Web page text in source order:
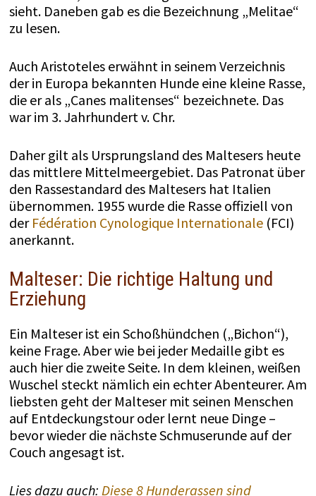
sieht. Daneben gab es die Bezeichnung „Melitae“
zu lesen.
Auch Aristoteles erwähnt in seinem Verzeichnis
der in Europa bekannten Hunde eine kleine Rasse,
die er als „Canes malitenses“ bezeichnete. Das
war im 3. Jahrhundert v. Chr.
Daher gilt als Ursprungsland des Maltesers heute
das mittlere Mittelmeergebiet. Das Patronat über
den Rassestandard des Maltesers hat Italien
übernommen. 1955 wurde die Rasse offiziell von
der Fédération Cynologique Internationale(FCI)
anerkannt.
Malteser: Die richtige Haltung und
Erziehung
Ein Malteser ist ein Schoßhündchen („Bichon“),
keine Frage. Aber wie bei jeder Medaille gibt es
auch hier die zweite Seite. In dem kleinen, weißen
Wuschel steckt nämlich ein echter Abenteurer. Am
liebsten geht der Malteser mit seinen Menschen
auf Entdeckungstour oder lernt neue Dinge –
bevor wieder die nächste Schmuserunde auf der
Couch angesagt ist.
Lies dazu auch: Diese 8 Hunderassen sind